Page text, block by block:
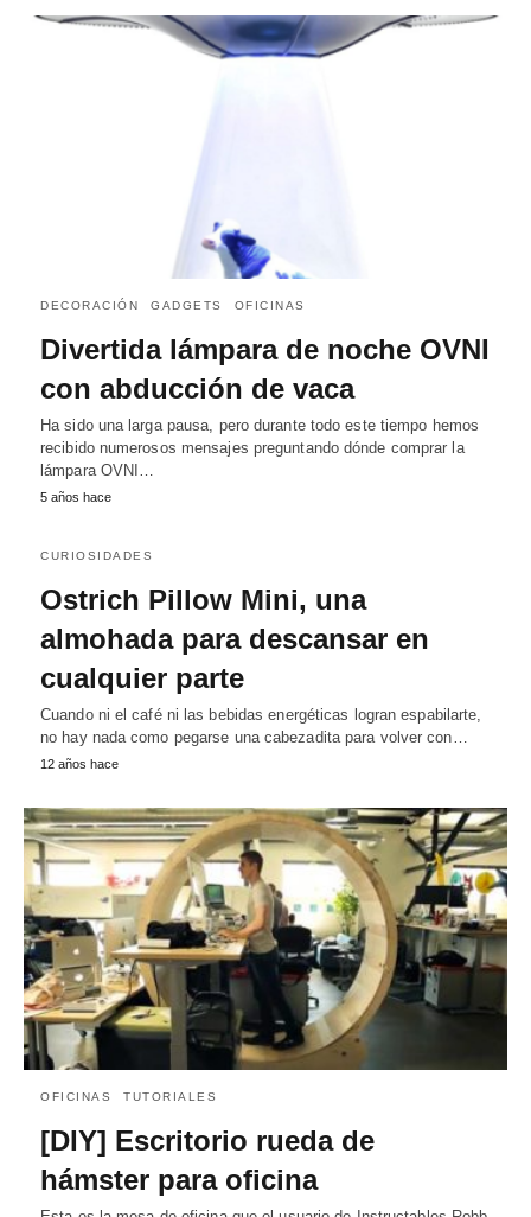
DECORACIÓN GADGETS OFICINAS
Divertida lámpara de noche OVNI
con abducción de vaca
Ha sido una larga pausa, pero durante todo este tiempo hemos
recibido numerosos mensajes preguntando dónde comprar la
lámpara OVNI…
5 años hace
CURIOSIDADES
Ostrich Pillow Mini, una
almohada para descansar en
cualquier parte
Cuando ni el café ni las bebidas energéticas logran espabilarte,
no hay nada como pegarse una cabezadita para volver con…
12 años hace
OFICINAS TUTORIALES
[DIY] Escritorio rueda de
hámster para oficina